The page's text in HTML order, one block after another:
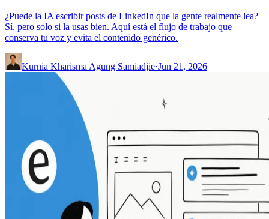
¿Puede la IA escribir posts de LinkedIn que la gente realmente lea?
Sí, pero solo si la usas bien. Aquí está el flujo de trabajo que
conserva tu voz y evita el contenido genérico.
Kurnia Kharisma Agung Samiadjie·Jun 21, 2026